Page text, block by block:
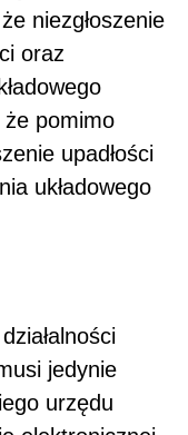
niezgłoszenie
oraz
że pomimo
upadłości
układowego
jedynie
urzędu